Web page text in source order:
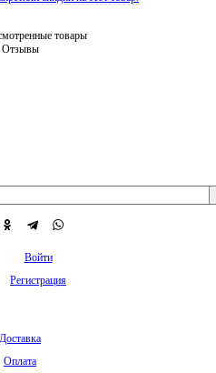
товары
Отзывы
Войти
Регистрация
Доставка
Оплата